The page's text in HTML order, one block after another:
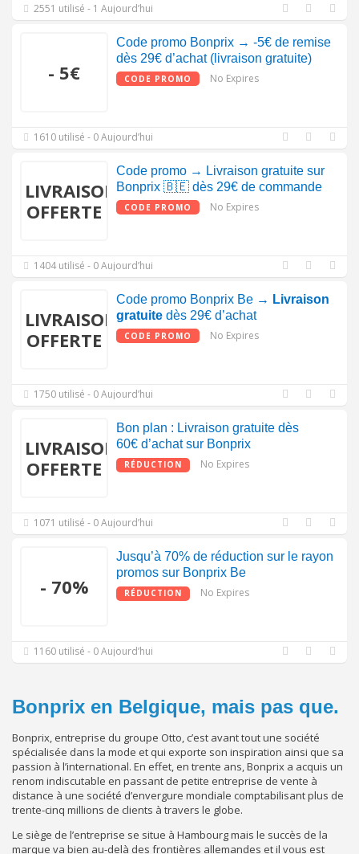
2551 utilisé - 1 Aujourd’hui
- 5€
Code promo Bonprix → -5€ de remise
dès 29€ d’achat (livraison gratuite)
CODE PROMO No Expires
1610 utilisé - 0 Aujourd’hui
LIVRAISON
OFFERTE
Code promo → Livraison gratuite sur
Bonprix 🇧🇪 dès 29€ de commande
CODE PROMO No Expires
1404 utilisé - 0 Aujourd’hui
LIVRAISON
OFFERTE
Code promo Bonprix Be → Livraison
gratuite dès 29€ d’achat
CODE PROMO No Expires
1750 utilisé - 0 Aujourd’hui
LIVRAISON
OFFERTE
Bon plan : Livraison gratuite dès
60€ d’achat sur Bonprix
RÉDUCTION No Expires
1071 utilisé - 0 Aujourd’hui
- 70%
Jusqu’à 70% de réduction sur le rayon
promos sur Bonprix Be
RÉDUCTION No Expires
1160 utilisé - 0 Aujourd’hui
Bonprix en Belgique, mais pas que.
Bonprix, entreprise du groupe Otto, c’est avant tout une société
spécialisée dans la mode et qui exporte son inspiration ainsi que sa
passion à l’international. En effet, en trente ans, Bonprix a acquis un
renom indiscutable en passant de petite entreprise de vente à
distance à une société d’envergure mondiale comptabilisant plus de
trente-cinq millions de clients à travers le globe.
Le siège de l’entreprise se situe à Hambourg mais le succès de la
marque va bien au-delà des frontières allemandes et il vous est